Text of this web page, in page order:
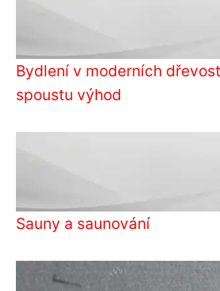
Bydlení v moderních
spoustu výhod
Sauny a saunování